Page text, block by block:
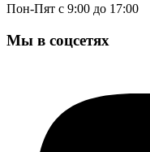
Пон-Пят с 9:00 до 17:00
Мы в соцсетях